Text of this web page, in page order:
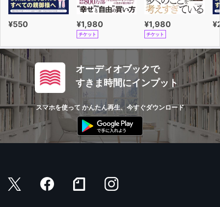
¥550 ¥1,980
チケット
¥1,980
チケット
オーディオブックで
すきま時間にインプット
スマホを使って かんたん再生、今すぐダウンロード